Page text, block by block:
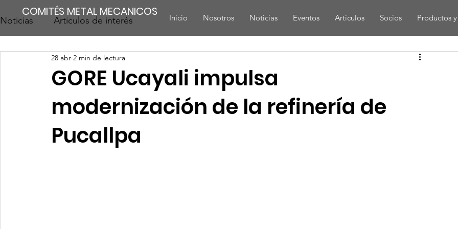
COMITÉS METAL MECANICOS Inicio Nosotros Noticias Eventos Articulos Socios Productos
Noticias Articulos de interés
GORE Ucayali impulsa
modernización de la refinería de
Pucallpa
28 abr 2 min de lectura